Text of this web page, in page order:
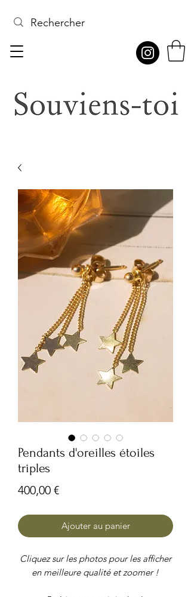
Pendants d'oreilles étoiles
triples
400,00 €Prix
Ajouter au panier
Cliquez sur les photos pour les afficher
en meilleure qualité et zoomer !